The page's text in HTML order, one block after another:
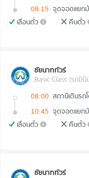
08:15 จุดจอดแยก
เลื่อนตั๋ว
คืนตั๋ว
ชัยนาททัวร์
Basic Class (รถมินิ
08:00
10:45 จุดจอดแยก
เลื่อนตั๋ว
คืนตั๋ว
ชัยนาททัวร์